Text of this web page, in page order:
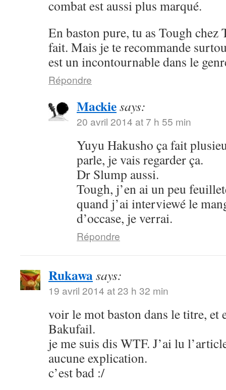
combat est aussi plus marqué.
En baston pure, tu as Tough chez
fait. Mais je te recommande
est un incontournable dans le
Répondre
Mackiesays:
20 avril 2014 at 7 h 55 min
Yuyu Hakusho ça fait
parle, je vais regarder ça.
Dr Slump aussi.
Tough, j’en ai un peu
quand j’ai interviewé le
d’occase, je verrai.
Répondre
Rukawasays:
19 avril 2014 at 23 h 32 min
voir le mot baston dans le titre, et
Bakufail.
je me suis dis WTF. J’ai lu
aucune explication.
c’est bad :/